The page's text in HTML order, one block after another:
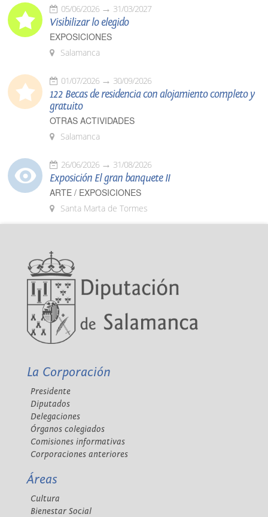
05/06/2026 31/03/2027
Visibilizar lo elegido
EXPOSICIONES
Salamanca
01/07/2026 30/09/2026
122 Becas de residencia con alojamiento completo y
gratuito
OTRAS ACTIVIDADES
Salamanca
26/06/2026 31/08/2026
Exposición El gran banquete II
ARTE / EXPOSICIONES
Santa Marta de Tormes
La Corporación
Presidente
Diputados
Delegaciones
Órganos colegiados
Comisiones informativas
Corporaciones anteriores
Áreas
Cultura
Bienestar Social